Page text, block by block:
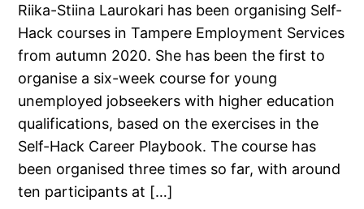
Riika-Stiina Laurokari has been organising Self-
Hack courses in Tampere Employment Services
from autumn 2020. She has been the first to
organise a six-week course for young
unemployed jobseekers with higher education
qualifications, based on the exercises in the
Self-Hack Career Playbook. The course has
been organised three times so far, with around
ten participants at […]